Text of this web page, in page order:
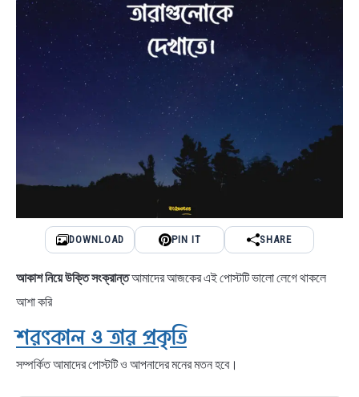
DOWNLOAD PIN IT SHARE
আকাশ নিয়ে উক্তি সংক্রান্তআমাদের আজকের এই পোস্টটি ভালো লেগে থাকলে
আশা করি
শরৎকাল ও তার প্রকৃতি
সম্পর্কিত আমাদের পোস্টটি ও আপনাদের মনের মতন হবে।